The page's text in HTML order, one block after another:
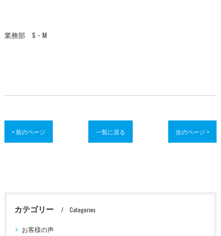
業務部 S・M
< 前のページ 一覧に戻る 次のページ >
カテゴリー Categories
お客様の声